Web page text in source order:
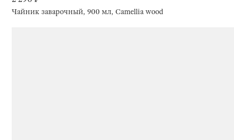
Чайник заварочный, 900 мл, Camellia wood